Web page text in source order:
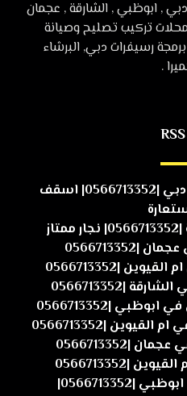
, ابوظبي , الشارقة , عجمان
اسعار خصم 30% محلات تركيب تصليح وصيانة
رسيفرات دبي, البرشاء
.
RSS
تركيب فورسيلنج في دبي |0566713352| اسقف
|0566713352
|0566713352
|0566713352
|0566713352
|0566713352
|0566713352